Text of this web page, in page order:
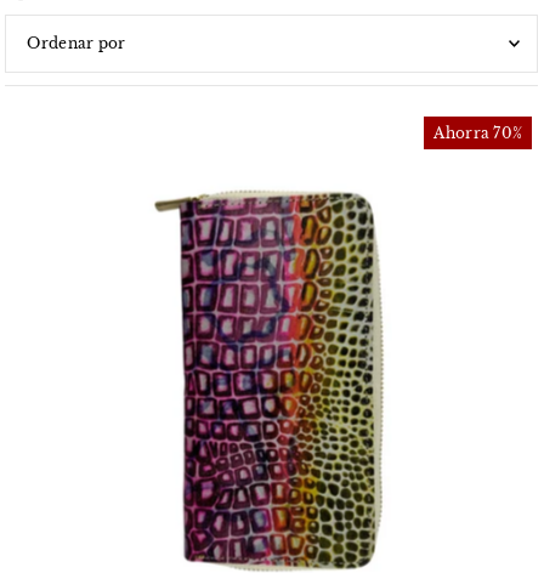
Características
Alfabéticamente, A-Z
Alfabéticamente, Z-A
Precio, menor a mayor
Precio, mayor a menor
Fecha: antiguo(a) a reciente
Fecha: reciente a antiguo(a)
Ahorra 70%